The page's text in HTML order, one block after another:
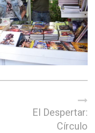
El Despertar:
Círculo